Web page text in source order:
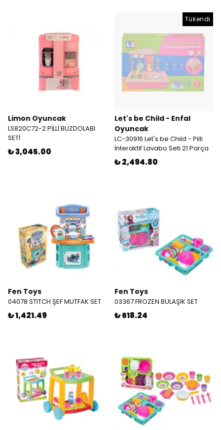
Limon Oyuncak
LS820C72-2 PİLLİ BUZDOLABI
SETİ
₺ 3,045.00
Tükendi
Let's be Child - Enfal
Oyuncak
LC-30916 Let's be Child - Pilli
İnteraktif Lavabo Seti 21 Parça
₺ 2,494.80
Fen Toys
04078 STITCH ŞEF MUTFAK SET
₺ 1,421.49
Fen Toys
03367 FROZEN BULAŞIK SET
₺ 618.24